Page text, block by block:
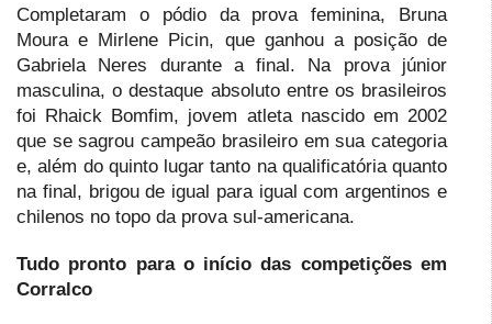
Completaram o pódio da prova feminina, Bruna
Moura e Mirlene Picin, que ganhou a posição de
Gabriela Neres durante a final. Na prova júnior
masculina, o destaque absoluto entre os brasileiros
foi Rhaick Bomfim, jovem atleta nascido em 2002
que se sagrou campeão brasileiro em sua categoria
e, além do quinto lugar tanto na qualificatória quanto
na final, brigou de igual para igual com argentinos e
chilenos no topo da prova sul-americana.
Tudo pronto para o início das competições em
Corralco